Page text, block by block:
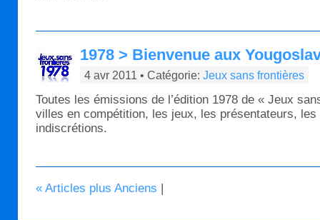
1978 > Bienvenue aux
4 avr 2011 • Catégorie: Jeux sans frontières
Toutes les émissions de l’édition 1978 de « Jeux
villes en compétition, les jeux, les présentateurs,
indiscrétions.
« Articles plus Anciens |